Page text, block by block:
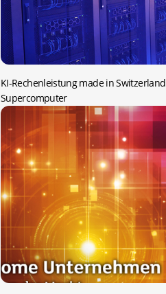
KI-Rechenleistung made in Switzerland
Supercomputer